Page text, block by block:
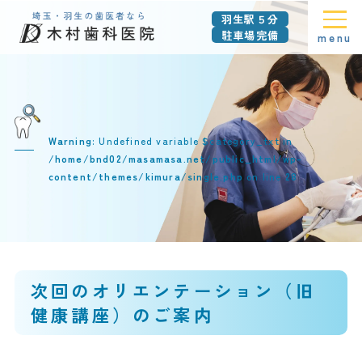
羽生駅５分
駐車場完備
menu
Warning: Undefined variable $category_txt in
/home/bnd02/masamasa.net/public_html/wp-
content/themes/kimura/single.php on line28
次回のオリエンテーション（旧
健康講座）のご案内